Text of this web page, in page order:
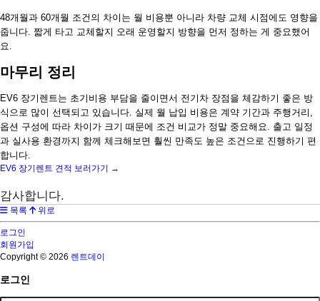
48개월과 60개월 조건의 차이는 월 비용뿐 아니라 차량 교체 시점에도 영향을
줍니다. 짧게 타고 교체할지 오래 운영할지 방향을 먼저 정하는 게 중요했어
요.
마무리 정리
EV6 장기렌트는 초기비용 부담을 줄이면서 전기차 장점을 체감하기 좋은 방
식으로 많이 선택되고 있습니다. 실제 월 납입 비용은 계약 기간과 주행거리,
옵션 구성에 따라 차이가 크기 때문에 조건 비교가 정말 중요해요. 출고 일정
과 실사용 환경까지 함께 체크해보면 훨씬 만족도 높은 조건으로 진행하기 편
합니다.
EV6 장기렌트 견적 보러가기 →
감사합니다.
목록 위로
로그인
회원가입
Copyright © 2026 렌트데이
로그인